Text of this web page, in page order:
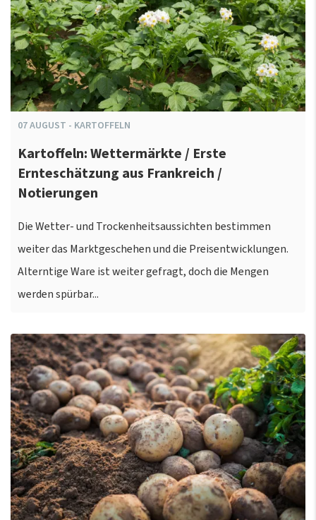
07AUGUST - KARTOFFELN
Kartoffeln: Wettermärkte / Erste
Ernteschätzung aus Frankreich /
Notierungen
Die Wetter- und Trockenheitsaussichten bestimmen
weiter das Marktgeschehen und die Preisentwicklungen.
Alterntige Ware ist weiter gefragt, doch die Mengen
werden spürbar...